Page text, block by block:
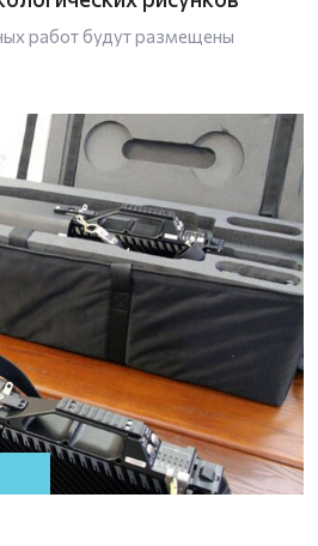
работ будут размещены